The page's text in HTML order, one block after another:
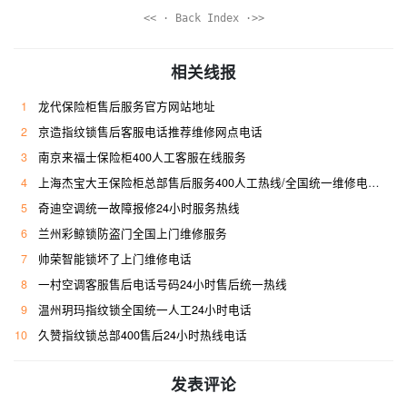
<< · Back Index ·>>
相关线报
1
龙代保险柜售后服务官方网站地址
2
京造指纹锁售后客服电话推荐维修网点电话
3
南京来福士保险柜400人工客服在线服务
4
上海杰宝大王保险柜总部售后服务400人工热线/全国统一维修电话是多少
5
奇迪空调统一故障报修24小时服务热线
6
兰州彩鲸锁防盗门全国上门维修服务
7
帅荣智能锁坏了上门维修电话
8
一村空调客服售后电话号码24小时售后统一热线
9
温州玥玛指纹锁全国统一人工24小时电话
10
久赞指纹锁总部400售后24小时热线电话
发表评论